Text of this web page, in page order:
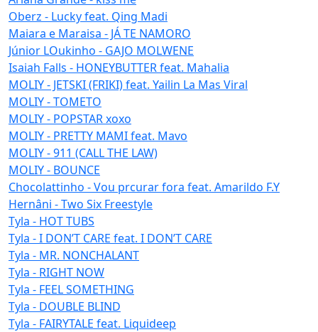
Oberz - Lucky feat. Qing Madi
Maiara e Maraisa - JÁ TE NAMORO
Júnior LOukinho - GAJO MOLWENE
Isaiah Falls - HONEYBUTTER feat. Mahalia
MOLIY - JETSKI (FRIKI) feat. Yailin La Mas Viral
MOLIY - TOMETO
MOLIY - POPSTAR xoxo
MOLIY - PRETTY MAMI feat. Mavo
MOLIY - 911 (CALL THE LAW)
MOLIY - BOUNCE
Chocolattinho - Vou prcurar fora feat. Amarildo F.Y
Hernâni - Two Six Freestyle
Tyla - HOT TUBS
Tyla - I DON’T CARE feat. I DON’T CARE
Tyla - MR. NONCHALANT
Tyla - RIGHT NOW
Tyla - FEEL SOMETHING
Tyla - DOUBLE BLIND
Tyla - FAIRYTALE feat. Liquideep